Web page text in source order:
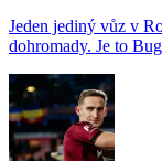
Jeden jediný vůz v
dohromady. Je to